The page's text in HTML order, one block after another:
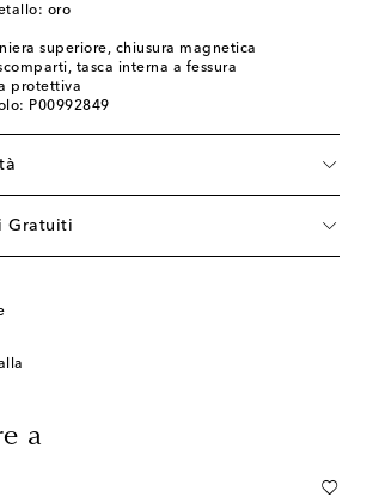
oro
superiore, chiusura magnetica
tasca interna a fessura
protettiva
P00992849
Gratuiti
a